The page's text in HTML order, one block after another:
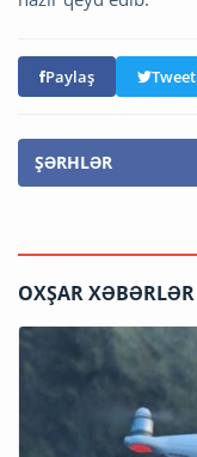
Paylaş Tweet
ŞƏRHLƏR
OXŞAR XƏBƏRLƏR